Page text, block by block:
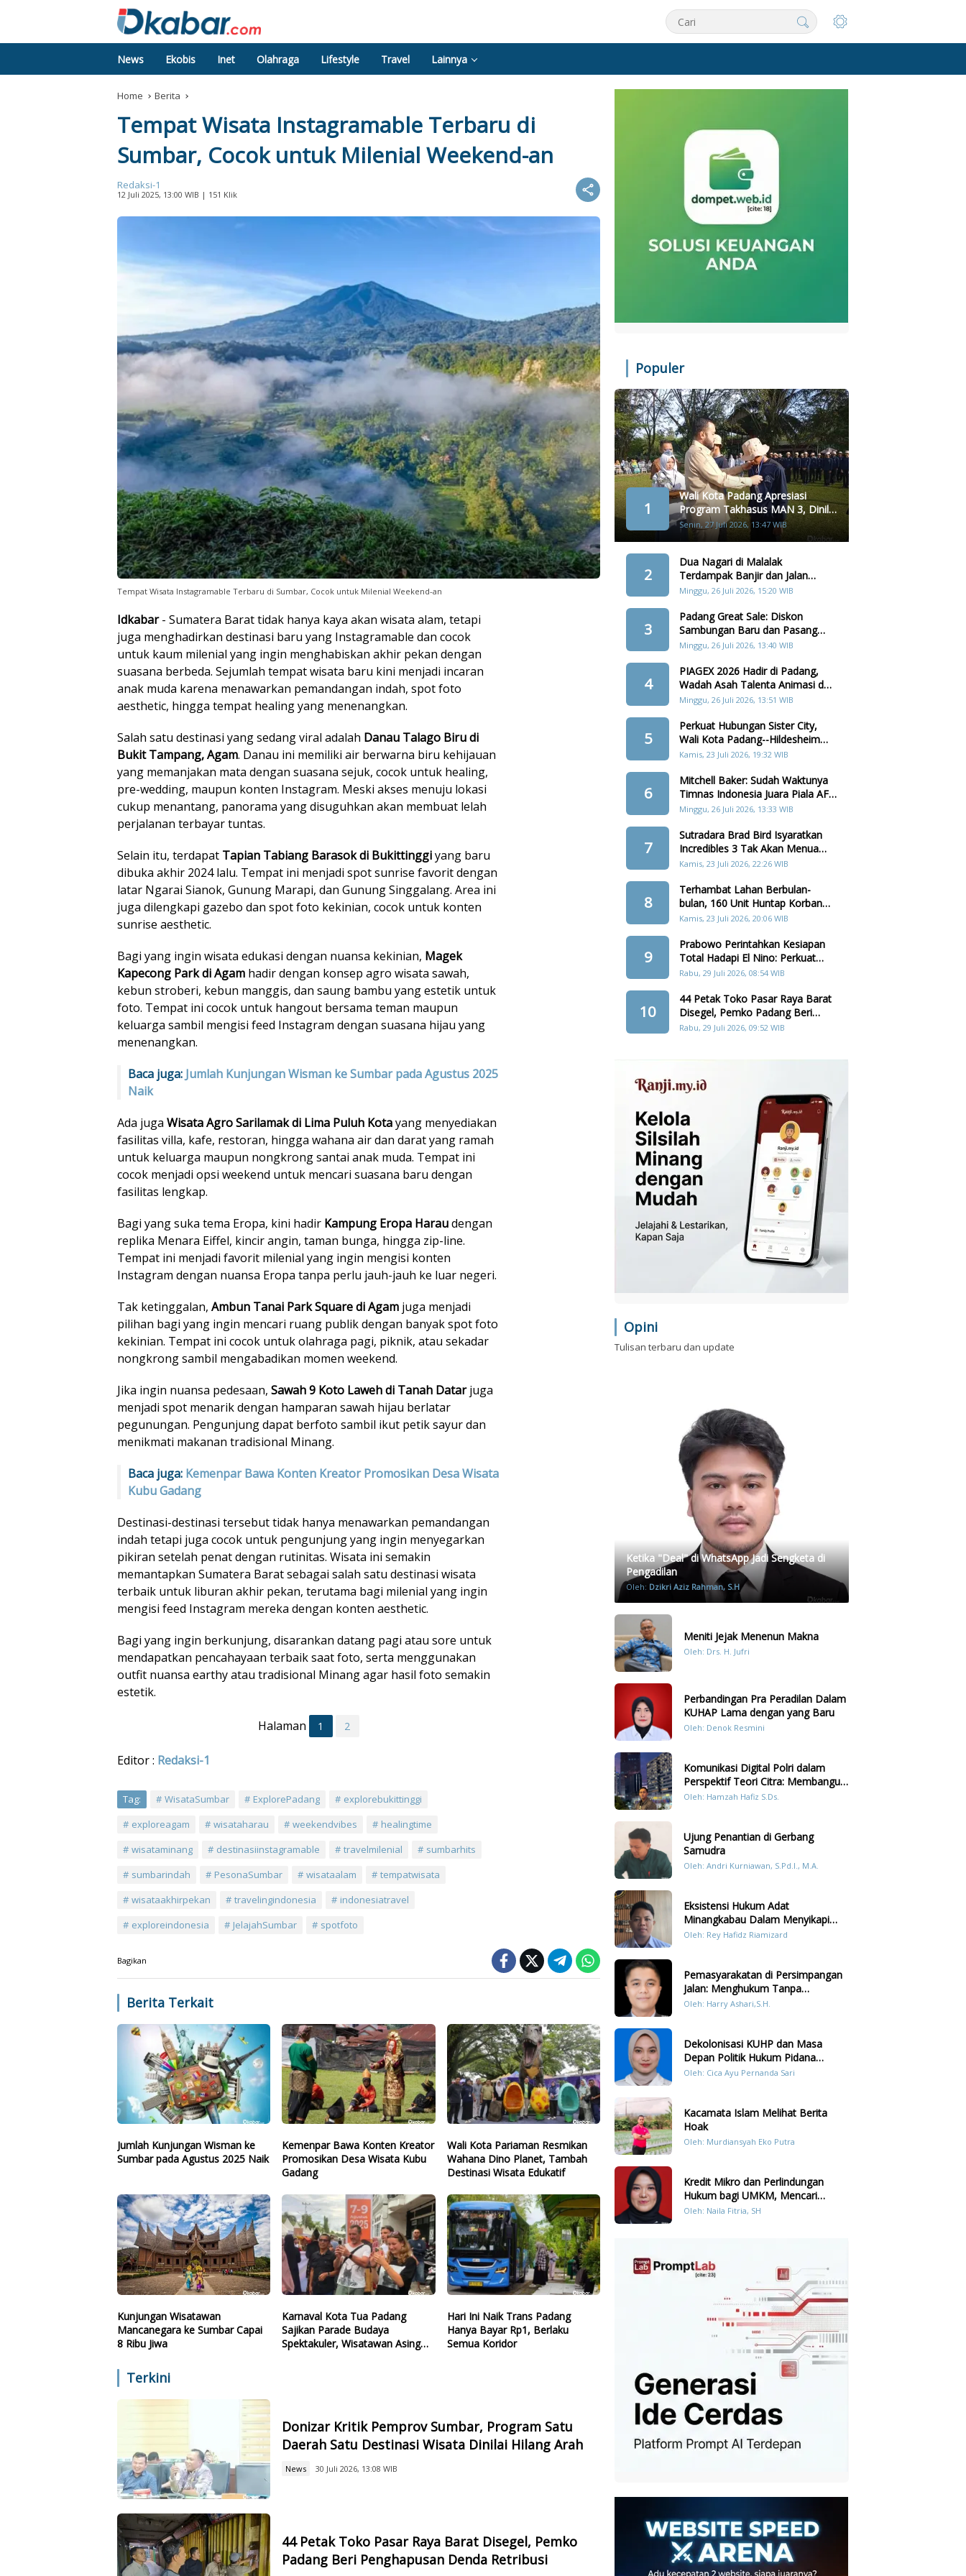
News Ekobis Inet Olahraga Lifestyle Travel Lainnya
Home Berita
Tempat Wisata Instagramable Terbaru di
Sumbar, Cocok untuk Milenial Weekend-an
Redaksi-1
12 Juli 2025, 13:00 WIB | 151 Klik
Tempat Wisata Instagramable Terbaru di Sumbar, Cocok untuk Milenial Weekend-an
Idkabar- Sumatera Barat tidak hanya kaya akan wisata alam, tetapi
juga menghadirkan destinasi baru yang Instagramable dan cocok
untuk kaum milenial yang ingin menghabiskan akhir pekan dengan
suasana berbeda. Sejumlah tempat wisata baru kini menjadi incaran
anak muda karena menawarkan pemandangan indah, spot foto
aesthetic, hingga tempat healing yang menenangkan.
Salah satu destinasi yang sedang viral adalah Danau Talago Biru di
Bukit Tampang, Agam. Danau ini memiliki air berwarna biru kehijauan
yang memanjakan mata dengan suasana sejuk, cocok untuk healing,
pre-wedding, maupun konten Instagram. Meski akses menuju lokasi
cukup menantang, panorama yang disuguhkan akan membuat lelah
perjalanan terbayar tuntas.
Selain itu, terdapat Tapian Tabiang Barasok di Bukittinggiyang baru
dibuka akhir 2024 lalu. Tempat ini menjadi spot sunrise favorit dengan
latar Ngarai Sianok, Gunung Marapi, dan Gunung Singgalang. Area ini
juga dilengkapi gazebo dan spot foto kekinian, cocok untuk konten
sunrise aesthetic.
Bagi yang ingin wisata edukasi dengan nuansa kekinian, Magek
Kapecong Park di Agam hadir dengan konsep agro wisata sawah,
kebun stroberi, kebun manggis, dan saung bambu yang estetik untuk
foto. Tempat ini cocok untuk hangout bersama teman maupun
keluarga sambil mengisi feed Instagram dengan suasana hijau yang
menenangkan.
Baca juga: Jumlah Kunjungan Wisman ke Sumbar pada Agustus 2025
Naik
Ada juga Wisata Agro Sarilamak di Lima Puluh Kotayang menyediakan
fasilitas villa, kafe, restoran, hingga wahana air dan darat yang ramah
untuk keluarga maupun nongkrong santai anak muda. Tempat ini
cocok menjadi opsi weekend untuk mencari suasana baru dengan
fasilitas lengkap.
Bagi yang suka tema Eropa, kini hadir Kampung Eropa Haraudengan
replika Menara Eiffel, kincir angin, taman bunga, hingga zip-line.
Tempat ini menjadi favorit milenial yang ingin mengisi konten
Instagram dengan nuansa Eropa tanpa perlu jauh-jauh ke luar negeri.
Tak ketinggalan, Ambun Tanai Park Square di Agam juga menjadi
pilihan bagi yang ingin mencari ruang publik dengan banyak spot foto
kekinian. Tempat ini cocok untuk olahraga pagi, piknik, atau sekadar
nongkrong sambil mengabadikan momen weekend.
Jika ingin nuansa pedesaan, Sawah 9 Koto Laweh di Tanah Datarjuga
menjadi spot menarik dengan hamparan sawah hijau berlatar
pegunungan. Pengunjung dapat berfoto sambil ikut petik sayur dan
menikmati makanan tradisional Minang.
Baca juga: Kemenpar Bawa Konten Kreator Promosikan Desa Wisata
Kubu Gadang
Destinasi-destinasi tersebut tidak hanya menawarkan pemandangan
indah tetapi juga cocok untuk pengunjung yang ingin menyegarkan
pikiran setelah penat dengan rutinitas. Wisata ini semakin
memantapkan Sumatera Barat sebagai salah satu destinasi wisata
terbaik untuk liburan akhir pekan, terutama bagi milenial yang ingin
mengisi feed Instagram mereka dengan konten aesthetic.
Bagi yang ingin berkunjung, disarankan datang pagi atau sore untuk
mendapatkan pencahayaan terbaik saat foto, serta menggunakan
outfit nuansa earthy atau tradisional Minang agar hasil foto semakin
estetik.
Halaman 1 2
Editor : Redaksi-1
Tag: WisataSumbar ExplorePadang
explorebukittinggi
exploreagam
wisataharau weekendvibes
healingtime
wisataminang
destinasiinstagramable travelmilenial
sumbarhits
sumbarindah
PesonaSumbar wisataalam
tempatwisata
wisataakhirpekan
travelingindonesia
indonesiatravel
exploreindonesia
JelajahSumbar spotfoto
Bagikan
Berita Terkait
Jumlah Kunjungan Wisman ke
Sumbar pada Agustus 2025 Naik
Kemenpar Bawa Konten Kreator
Promosikan Desa Wisata Kubu
Gadang
Wali Kota Pariaman Resmikan
Wahana Dino Planet, Tambah
Destinasi Wisata Edukatif
Kunjungan Wisatawan
Mancanegara ke Sumbar Capai
8 Ribu Jiwa
Karnaval Kota Tua Padang
Sajikan Parade Budaya
Spektakuler, Wisatawan Asing
Hari Ini Naik Trans Padang
Hanya Bayar Rp1, Berlaku
Semua Koridor
Terkini
Donizar Kritik Pemprov Sumbar, Program Satu
Daerah Satu Destinasi Wisata Dinilai Hilang Arah
News 30 Juli 2026, 13:08 WIB
44 Petak Toko Pasar Raya Barat Disegel, Pemko
Padang Beri Penghapusan Denda Retribusi
Populer
1
Wali Kota Padang Apresiasi
Program Takhasus MAN 3, Dinilai
Layak Jadi Contoh Sekolah Lain
Senin, 27 Juli 2026, 13:47 WIB
2
Dua Nagari di Malalak
Terdampak Banjir dan Jalan
Amblas Akibat Hujan Lebat
Minggu, 26 Juli 2026, 15:20 WIB
3
Padang Great Sale: Diskon
Sambungan Baru dan Pasang
Kembali Terbatas 357 Orang
Minggu, 26 Juli 2026, 13:40 WIB
4
PIAGEX 2026 Hadir di Padang,
Wadah Asah Talenta Animasi dan
Teknologi Digital
Minggu, 26 Juli 2026, 13:51 WIB
5
Perkuat Hubungan Sister City,
Wali Kota Padang--Hildesheim
Akan Tanam Pohon di Batang
Kamis, 23 Juli 2026, 19:32 WIB
6
Mitchell Baker: Sudah Waktunya
Timnas Indonesia Juara Piala AFF
2026
Minggu, 26 Juli 2026, 13:33 WIB
7
Sutradara Brad Bird Isyaratkan
Incredibles 3 Tak Akan Menua
Karakter Keluarga Parr
Kamis, 23 Juli 2026, 22:26 WIB
8
Terhambat Lahan Berbulan-
bulan, 160 Unit Huntap Korban
Bencana Agam Kini Menjelang
Kamis, 23 Juli 2026, 20:06 WIB
9
Prabowo Perintahkan Kesiapan
Total Hadapi El Nino: Perkuat
Cadangan Pangan, Air, dan
Rabu, 29 Juli 2026, 08:54 WIB
10
44 Petak Toko Pasar Raya Barat
Disegel, Pemko Padang Beri
Penghapusan Denda Retribusi
Rabu, 29 Juli 2026, 09:52 WIB
Opini
Tulisan terbaru dan update
Ketika "Deal" di WhatsApp Jadi Sengketa di
Pengadilan
Oleh: Dzikri Aziz Rahman, S.H
Meniti Jejak Menenun Makna
Oleh: Drs. H. Jufri
Perbandingan Pra Peradilan Dalam
KUHAP Lama dengan yang Baru
Oleh: Denok Resmini
Komunikasi Digital Polri dalam
Perspektif Teori Citra: Membangun
Kepercayaan Publik Melalui Konten
Oleh: Hamzah Hafiz S.Ds.
Ujung Penantian di Gerbang
Samudra
Oleh: Andri Kurniawan, S.Pd.I., M.A.
Eksistensi Hukum Adat
Minangkabau Dalam Menyikapi
Prilaku LGBT Analisis Perbandingan
Oleh: Rey Hafidz Riamizard
Pemasyarakatan di Persimpangan
Jalan: Menghukum Tanpa
Memulihkan?
Oleh: Harry Ashari,S.H.
Dekolonisasi KUHP dan Masa
Depan Politik Hukum Pidana
Indonesia
Oleh: Cica Ayu Pernanda Sari
Kacamata Islam Melihat Berita
Hoak
Oleh: Murdiansyah Eko Putra
Kredit Mikro dan Perlindungan
Hukum bagi UMKM, Mencari
Keseimbangan antara Risiko dan
Oleh: Naila Fitria, SH